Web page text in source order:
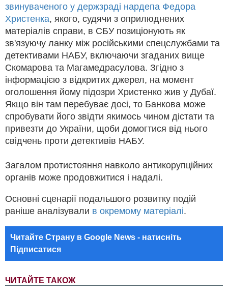
звинуваченого у держзраді нардепа Федора
Христенка, якого, судячи з оприлюднених
матеріалів справи, в СБУ позиціонують як
зв'язуючу ланку між російськими спецслужбами та
детективами НАБУ, включаючи згаданих вище
Скомарова та Магамедрасулова. Згідно з
інформацією з відкритих джерел, на момент
оголошення йому підозри Христенко жив у Дубаї.
Якщо він там перебуває досі, то Банкова може
спробувати його звідти якимось чином дістати та
привезти до України, щоби домогтися від нього
свідчень проти детективів НАБУ.
Загалом протистояння навколо антикорупційних
органів може продовжитися і надалі.
Основні сценарії подальшого розвитку подій
раніше аналізували в окремому матеріалі.
Читайте Страну в Google News - натисніть
Підписатися
ЧИТАЙТЕ ТАКОЖ